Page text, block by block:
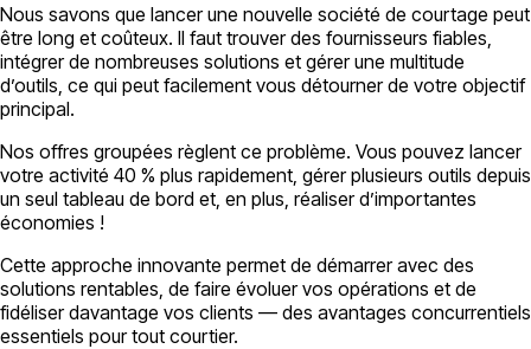
Nous savons que lancer une nouvelle société de courtage peut
être long et coûteux. Il faut trouver des fournisseurs fiables,
intégrer de nombreuses solutions et gérer une multitude
d’outils, ce qui peut facilement vous détourner de votre objectif
principal.
Nos offres groupées règlent ce problème. Vous pouvez lancer
votre activité 40 % plus rapidement, gérer plusieurs outils depuis
un seul tableau de bord et, en plus, réaliser d’importantes
économies !
Cette approche innovante permet de démarrer avec des
solutions rentables, de faire évoluer vos opérations et de
fidéliser davantage vos clients — des avantages concurrentiels
essentiels pour tout courtier.